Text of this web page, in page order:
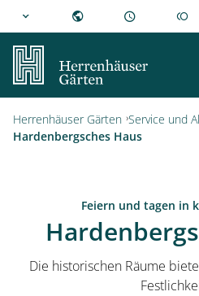
hannover.de
Herrenhäuser Gärten Service und
Hardenbergsches Haus
Feiern und tagen in
Die historischen Räume